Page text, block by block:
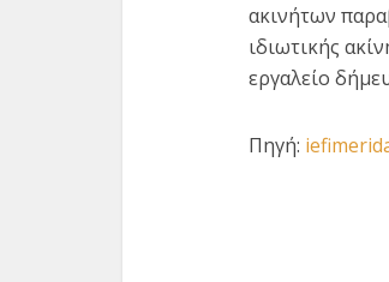
ακινήτων
ιδιωτικής
εργαλείο
Πηγή: